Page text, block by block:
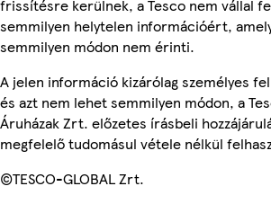
frissítésre kerülnek, a Tesco nem vállal
semmilyen helytelen információért,
semmilyen módon nem érinti.
A jelen információ kizárólag személyes
és azt nem lehet semmilyen módon, a
Áruházak Zrt. előzetes írásbeli
megfelelő tudomásul vétele nélkül
©TESCO-GLOBAL Zrt.